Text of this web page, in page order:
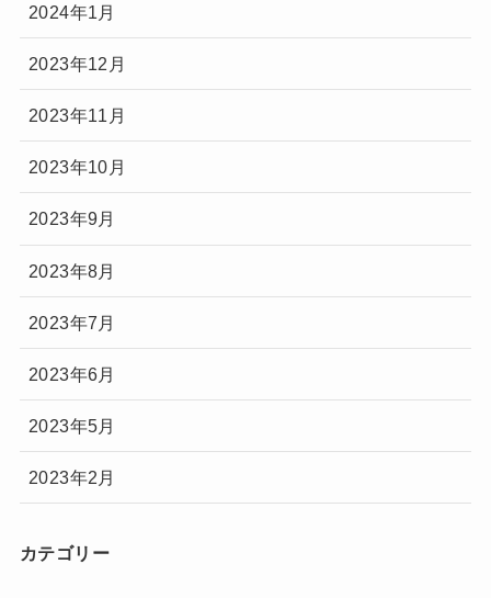
2024年1月
2023年12月
2023年11月
2023年10月
2023年9月
2023年8月
2023年7月
2023年6月
2023年5月
2023年2月
カテゴリー